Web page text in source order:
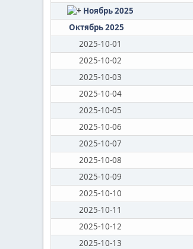
Ноябрь 2025
Октябрь 2025
2025-10-01
2025-10-02
2025-10-03
2025-10-04
2025-10-05
2025-10-06
2025-10-07
2025-10-08
2025-10-09
2025-10-10
2025-10-11
2025-10-12
2025-10-13